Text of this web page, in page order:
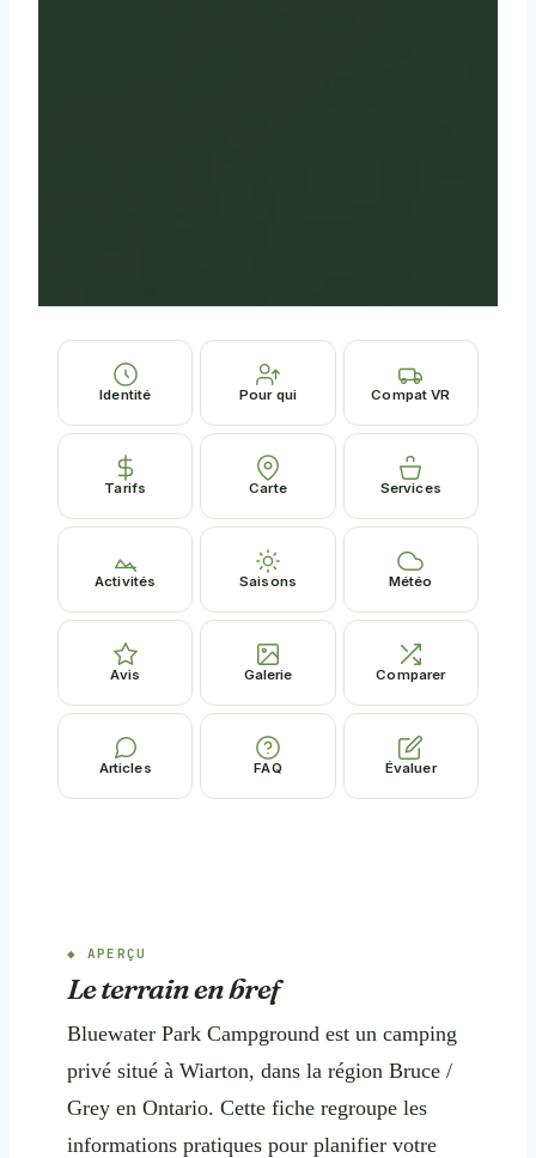
Identité Pour qui Compat VR
Tarifs Carte Services
Activités Saisons Météo
Avis Galerie Comparer
Articles FAQ Évaluer
APERÇU
Le terrain en bref
Bluewater Park Campground est un camping
privé situé à Wiarton, dans la région Bruce /
Grey en Ontario. Cette fiche regroupe les
informations pratiques pour planifier votre